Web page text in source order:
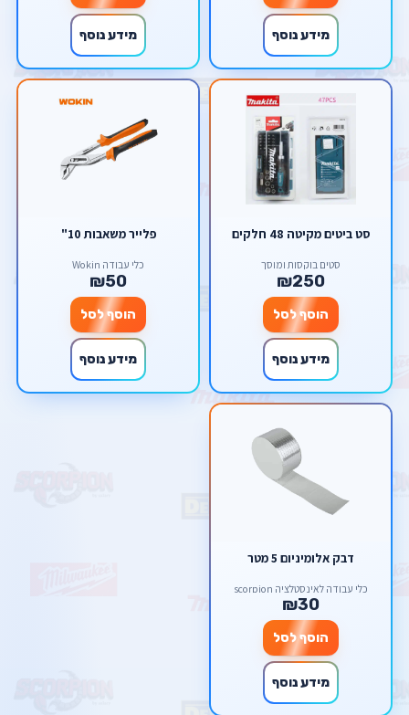
מידע נוסף מידע נוסף
סט ביטים מקיטה 48 חלקים
סטים בוקסות ומוסך
₪250
הוסף לסל
מידע נוסף
פלייר משאבות 10"
כלי עבודה Wokin
₪50
הוסף לסל
מידע נוסף
דבק אלומיניום 5 מטר
כלי עבודה לאינסטלציה scorpion
₪30
הוסף לסל
מידע נוסף